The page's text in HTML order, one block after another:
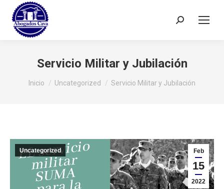
Buscar:
Servicio Militar y Jubilación
Estás aquí:
Inicio Uncategorized Servicio Militar y Jubilación
Feb
15
2022
Uncategorized